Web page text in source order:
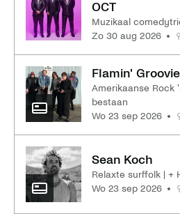
OCT
Muzikaal
zo 30 aug 2026
Flamin'
Amerikaanse Rock
bestaan
wo 23 sep 2026
Sean Koch
Relaxte surffolk | +
wo 23 sep 2026